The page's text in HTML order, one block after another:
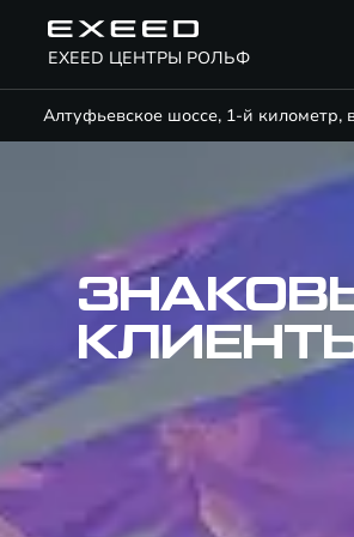
EXEED ЦЕНТРЫ РОЛЬФ
Алтуфьевское шоссе, 1-й километр,